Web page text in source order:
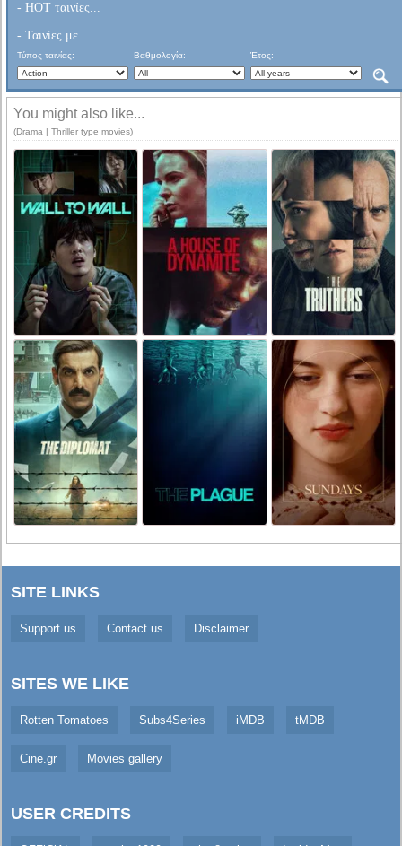
- HOT ταινίες...
- Ταινίες με...
Τύπος ταινίας: Βαθμολογία: Έτος:
You might also like...
(Drama | Thriller type movies)
SITE LINKS
Support us Contact us Disclaimer
SITES WE LIKE
Rotten Tomatoes Subs4Series iMDB tMDB
Cine.gr Movies gallery
USER CREDITS